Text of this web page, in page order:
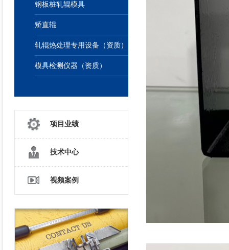
钢板桩轧辊模具
矫直辊
轧辊热处理专用设备（资质）
模具检测仪器（资质）
项目业绩
技术中心
视频案例